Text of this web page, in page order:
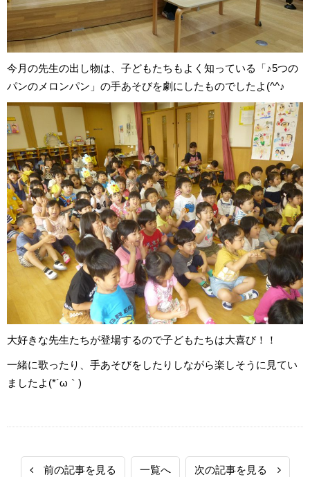
今月の先生の出し物は、子どもたちもよく知っている「♪5つの
パンのメロンパン」の手あそびを劇にしたものでしたよ(^^♪
大好きな先生たちが登場するので子どもたちは大喜び！！
一緒に歌ったり、手あそびをしたりしながら楽しそうに見てい
ましたよ(*´ω｀)
前の記事を見る 一覧へ 次の記事を見る